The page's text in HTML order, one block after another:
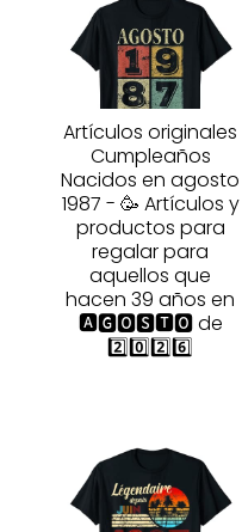
Artículos originales
Cumpleaños
Nacidos en agosto
1987 - 🥳 Artículos y
productos para
regalar para
aquellos que
hacen 39 años en
🅰🅶🅾🆂🆃🅾 de
2️⃣0️⃣2️⃣6️⃣